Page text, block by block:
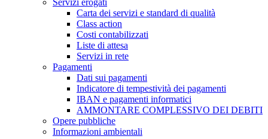
Servizi erogati
Carta dei servizi e standard di qualità
Class action
Costi contabilizzati
Liste di attesa
Servizi in rete
Pagamenti
Dati sui pagamenti
Indicatore di tempestività dei pagamenti
IBAN e pagamenti informatici
AMMONTARE COMPLESSIVO DEI DEBITI
Opere pubbliche
Informazioni ambientali